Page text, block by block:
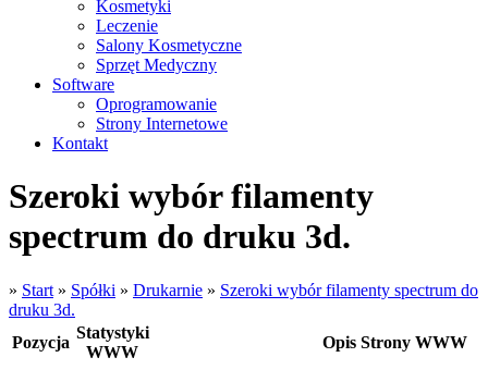
Kosmetyki
Leczenie
Salony Kosmetyczne
Sprzęt Medyczny
Software
Oprogramowanie
Strony Internetowe
Kontakt
Szeroki wybór filamenty
spectrum do druku 3d.
» Start » Spółki » Drukarnie » Szeroki wybór filamenty spectrum do
druku 3d.
Pozycja
Statystyki
WWW
Opis Strony WWW